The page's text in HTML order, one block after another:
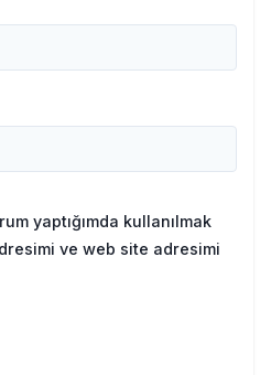
yaptığımda kullanılmak
ve web site adresimi